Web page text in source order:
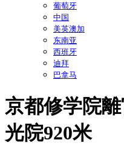
葡萄牙
中国
美英澳加
东南亚
西班牙
迪拜
巴拿马
京都修学院
光院920米